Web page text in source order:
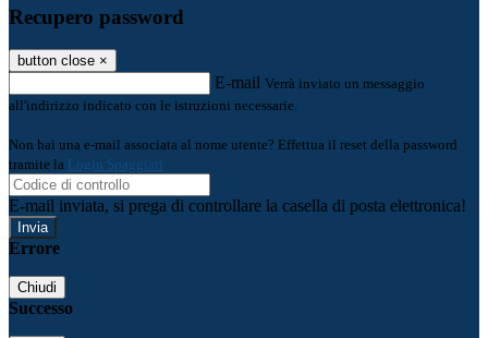
Recupero password
button close ×
E-mail Verrà inviato un messaggio
all'indirizzo indicato con le istruzioni necessarie.
Non hai una e-mail associata al nome utente? Effettua il reset della password
tramite la Login Spaggiari
E-mail inviata, si prega di controllare la casella di posta elettronica!
Errore
Chiudi
Successo